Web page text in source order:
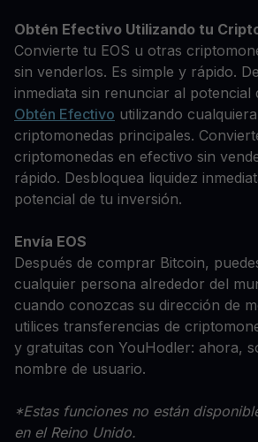
Obtén Efectivo Utilizando tu
Convierte tu EOS u otras
sin venderlos. Es simple y rápido.
inmediata sin renunciar al potencial
Obtén Efectivo utilizando
criptomonedas principales.
criptomonedas en efectivo sin
rápido. Desbloquea liquidez
potencial de tu inversión.
Envía EOS
Después de comprar Bitcoin,
cualquier persona alrededor del
cuando conozcas su dirección de
utilices transferencias de
y gratuitas con YouHodler: ahora,
nombre de usuario.
*Estas funciones no están
en el Reino Unido.